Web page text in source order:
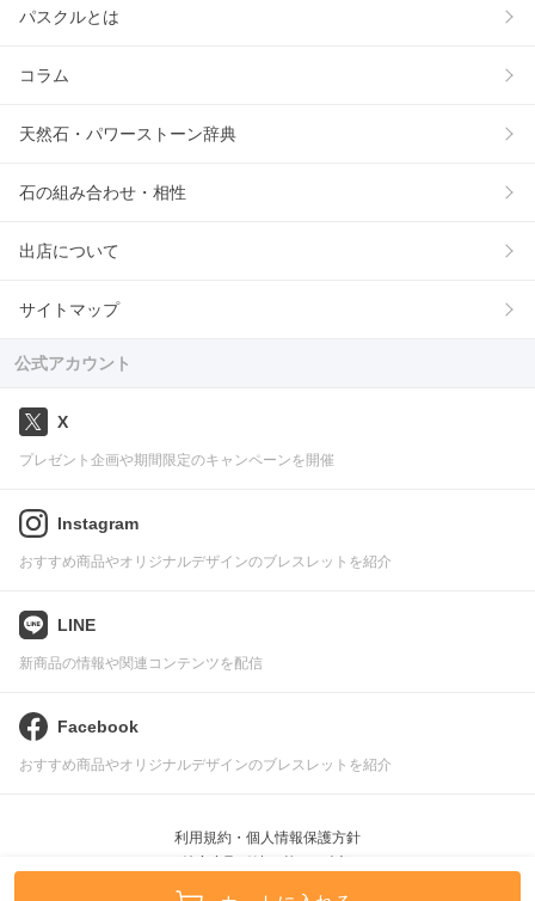
パスクルとは
コラム
天然石・パワーストーン辞典
石の組み合わせ・相性
出店について
サイトマップ
公式アカウント
X
プレゼント企画や期間限定のキャンペーンを開催
Instagram
おすすめ商品やオリジナルデザインのブレスレットを紹介
LINE
新商品の情報や関連コンテンツを配信
Facebook
おすすめ商品やオリジナルデザインのブレスレットを紹介
利用規約・個人情報保護方針